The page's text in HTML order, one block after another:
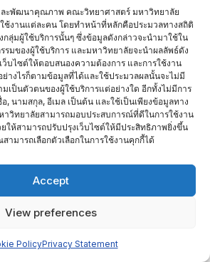
ละพัฒนาคุณภาพ คณะวิทยาศาสตร์ มหาวิทยาลัย
ช้งานแต่ละคน โดยทำหน้าที่หลักคือประมวลทางสถิติ
ลุ่มผู้ใช้บริการนั้นๆ ซึ่งข้อมูลดังกล่าวจะนำมาใช้ใน
รมของผู้ใช้บริการ และมหาวิทยาลัยจะนำผลลัพธ์ดัง
ว็บไซต์ให้ตอบสนองความต้องการ และการใช้งาน
างไรก็ตามข้อมูลที่ได้และใช้ประมวลผลนั้นจะไม่มี
เป็นตัวตนของผู้ใช้บริการแต่อย่างใด อีกทั้งไม่มีการ
, นามสกุล, อีเมล เป็นต้น และใช้เป็นเพียงข้อมูลทาง
าวิทยาลัยสามารถมอบประสบการณ์ที่ดีในการใช้งาน
ให้สามารถปรับปรุงเว็บไซต์ให้มีประสิทธิภาพยิ่งขึ้น
ามารถเลือกตัวเลือกในการใช้งานคุกกี้ได้
Accept
View preferences
PolicyPrivacy Statement
ร/ความคาดหวังต่อการเข้าศึกษาที่คณะ
ร/ความคาดหวังต่อการให้บุตรหลานศึกษาที่
ทยาลัยมหิดล
(KM)
าสตร์ คณะวิทยาศาสตร์ มหาวิทยาลัยมหิดล